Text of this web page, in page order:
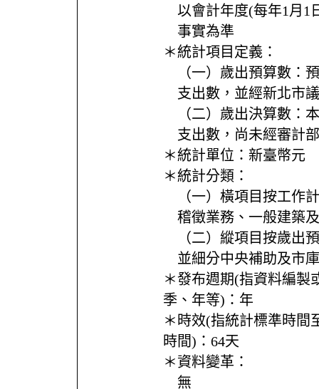
以會計年度(每年1月1
事實為準
＊統計項目定義：
（一）歲出預算數：
支出數，並經新北市
（二）歲出決算數：
支出數，尚未經審計
＊統計單位： 新臺幣元
＊統計分類：
（一）橫項目按工作
稽徵業務、一般建築
（二）縱項目按歲出
並細分中央補助及市
＊發布週期(指資料編製
季、年等)： 年
＊時效(指統計標準時間
時間)： 64天
＊資料變革：
無